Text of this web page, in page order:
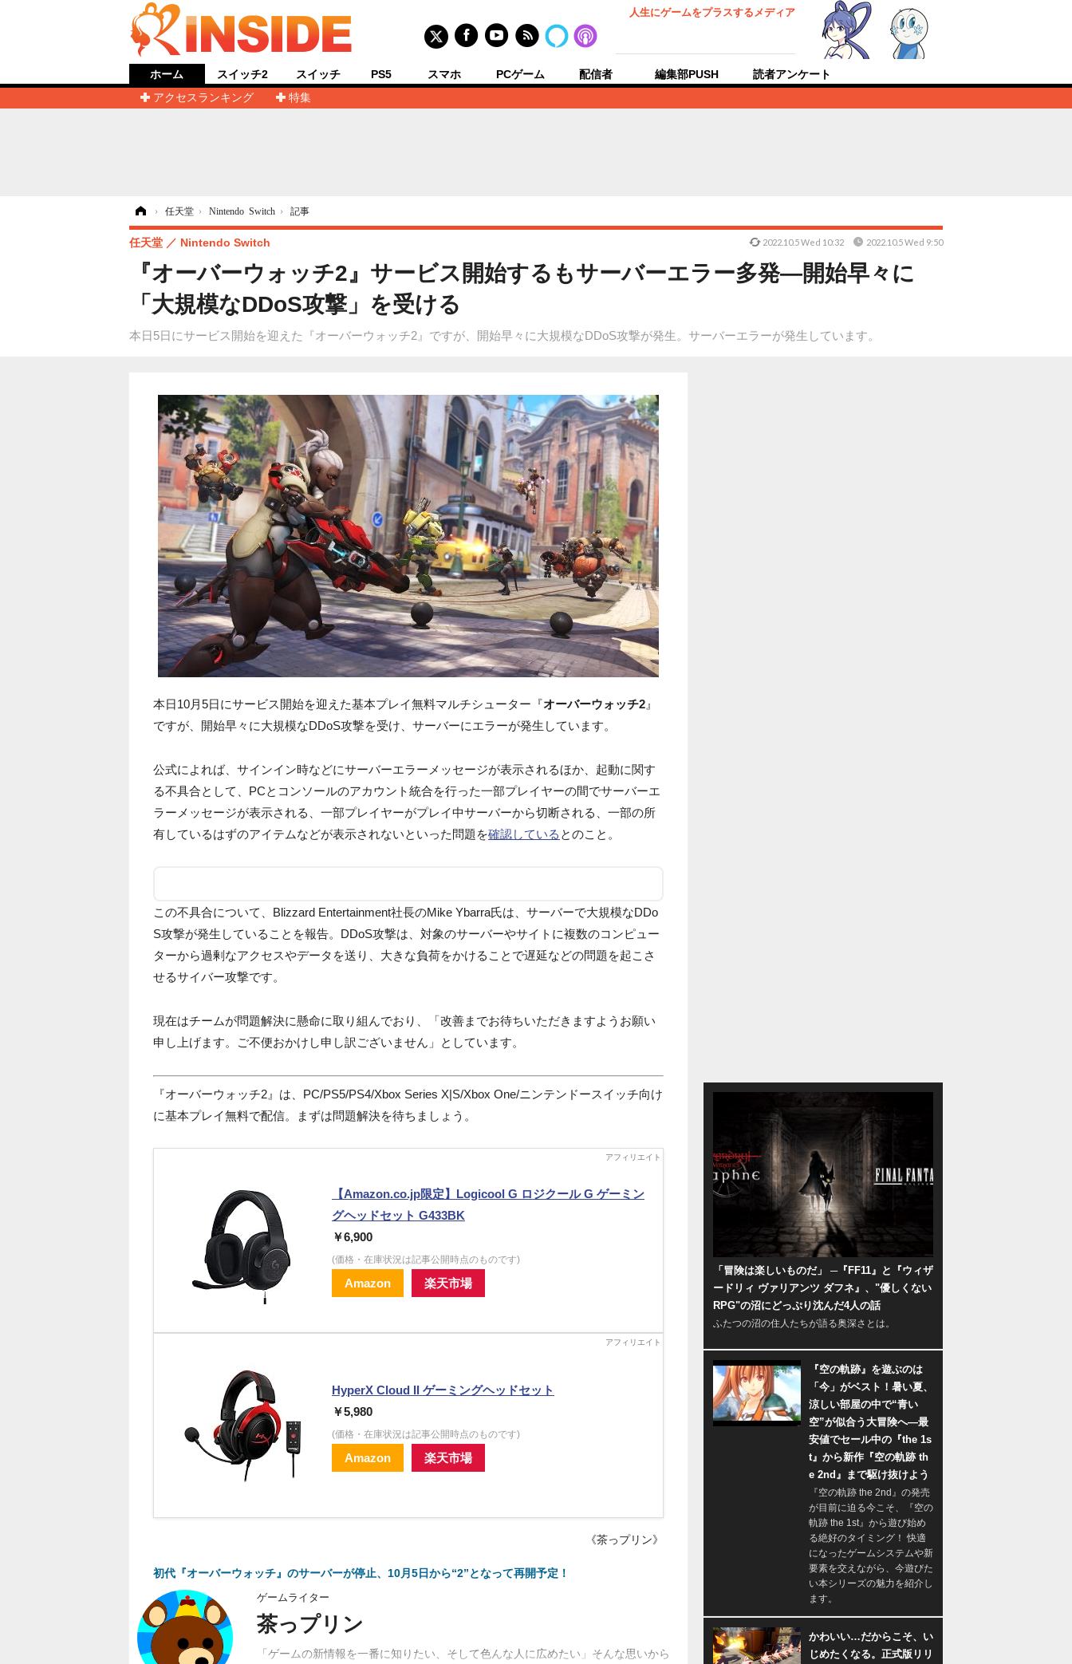
人生にゲームをプラスするメディア
ホーム
アクセスランキング
特集
スイッチ2 スイッチ PS5 スマホ PCゲーム 配信者 編集部PUSH 読者アンケート
› 任天堂 › Nintendo Switch › 記事
『オーバーウォッチ2』サービス開始するもサーバーエラー多発―開始早々に
「大規模なDDoS攻撃」を受ける
本日5日にサービス開始を迎えた『オーバーウォッチ2』ですが、開始早々に大規模なDDoS攻撃が発生。サーバーエラーが発生しています。
任天堂 Nintendo Switch 2022.10.5 Wed 10:32 2022.10.5 Wed 9:50
本日10月5日にサービス開始を迎えた基本プレイ無料マルチシューター『オーバーウォッチ2 』
ですが、開始早々に大規模なDDoS攻撃を受け、サーバーにエラーが発生しています。
公式によれば、サインイン時などにサーバーエラーメッセージが表示されるほか、起動に関す
る不具合として、PCとコンソールのアカウント統合を行った一部プレイヤーの間でサーバーエ
ラーメッセージが表示される、一部プレイヤーがプレイ中サーバーから切断される、一部の所
有しているはずのアイテムなどが表示されないといった問題を確認している とのこと。
この不具合について、Blizzard Entertainment社長のMike Ybarra氏は、サーバーで大規模なDDo
S攻撃が発生していることを報告。DDoS攻撃は、対象のサーバーやサイトに複数のコンピュー
ターから過剰なアクセスやデータを送り、大きな負荷をかけることで遅延などの問題を起こさ
せるサイバー攻撃です。
現在はチームが問題解決に懸命に取り組んでおり、「改善までお待ちいただきますようお願い
申し上げます。ご不便おかけし申し訳ございません」としています。
『オーバーウォッチ2』は、PC/PS5/PS4/Xbox Series X|S/Xbox One/ニンテンドースイッチ向け
に基本プレイ無料で配信。まずは問題解決を待ちましょう。
【Amazon.co.jp限定】Logicool G ロジクール G ゲーミン
グヘッドセット G433BK
￥6,900
(価格・在庫状況は記事公開時点のものです)
Amazon 楽天市場
HyperX Cloud II ゲーミングヘッドセット
￥5,980
(価格・在庫状況は記事公開時点のものです)
Amazon 楽天市場
《茶っプリン》
初代『オーバーウォッチ』のサーバーが停止、10月5日から“2”となって再開予定！
ゲームライター
茶っプリン
「ゲームの新情報を一番に知りたい、そして色んな人に広めたい」そんな思いから
「冒険は楽しいものだ」 ─『FF11』と『ウィザ
ードリィ ヴァリアンツ ダフネ』、"優しくない
RPG"の沼にどっぷり沈んだ4人の話
ふたつの沼の住人たちが語る奥深さとは。
『空の軌跡』を遊ぶのは
「今」がベスト！暑い夏、
涼しい部屋の中で“青い
空”が似合う大冒険へ―最
安値でセール中の『the 1s
t』から新作『空の軌跡 th
e 2nd』まで駆け抜けよう
『空の軌跡 the 2nd』の発売
が目前に迫る今こそ、『空の
軌跡 the 1st』から遊び始め
る絶好のタイミング！ 快適
になったゲームシステムや新
要素を交えながら、今遊びた
い本シリーズの魅力を紹介し
ます。
かわいい…だからこそ、い
じめたくなる。正式版リリ